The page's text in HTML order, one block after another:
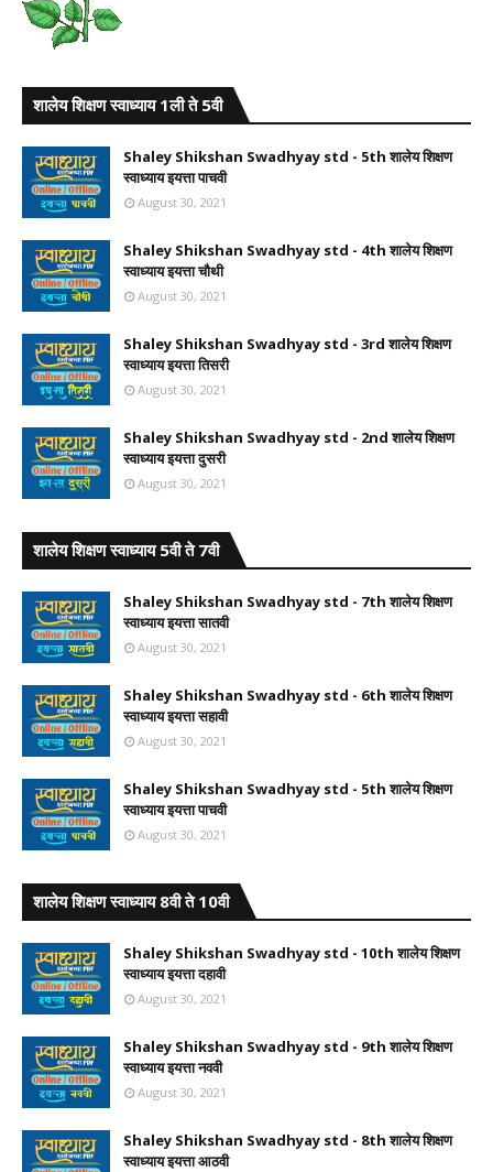
शालेय शिक्षण स्वाध्याय 1ली ते 5वी
Shaley Shikshan Swadhyay std - 5th शालेय शिक्षण
स्वाध्याय इयत्ता पाचवी
August 30, 2021
Shaley Shikshan Swadhyay std - 4th शालेय शिक्षण
स्वाध्याय इयत्ता चौथी
August 30, 2021
Shaley Shikshan Swadhyay std - 3rd शालेय शिक्षण
स्वाध्याय इयत्ता तिसरी
August 30, 2021
Shaley Shikshan Swadhyay std - 2nd शालेय शिक्षण
स्वाध्याय इयत्ता दुसरी
August 30, 2021
शालेय शिक्षण स्वाध्याय 5वी ते 7वी
Shaley Shikshan Swadhyay std - 7th शालेय शिक्षण
स्वाध्याय इयत्ता सातवी
August 30, 2021
Shaley Shikshan Swadhyay std - 6th शालेय शिक्षण
स्वाध्याय इयत्ता सहावी
August 30, 2021
Shaley Shikshan Swadhyay std - 5th शालेय शिक्षण
स्वाध्याय इयत्ता पाचवी
August 30, 2021
शालेय शिक्षण स्वाध्याय 8वी ते 10वी
Shaley Shikshan Swadhyay std - 10th शालेय शिक्षण
स्वाध्याय इयत्ता दहावी
August 30, 2021
Shaley Shikshan Swadhyay std - 9th शालेय शिक्षण
स्वाध्याय इयत्ता नववी
August 30, 2021
Shaley Shikshan Swadhyay std - 8th शालेय शिक्षण
स्वाध्याय इयत्ता आठवी